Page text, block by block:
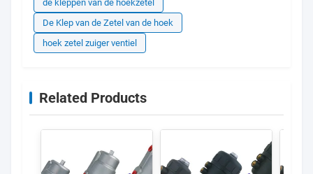
de kleppen van de hoekzetel
De Klep van de Zetel van de hoek
hoek zetel zuiger ventiel
Related Products